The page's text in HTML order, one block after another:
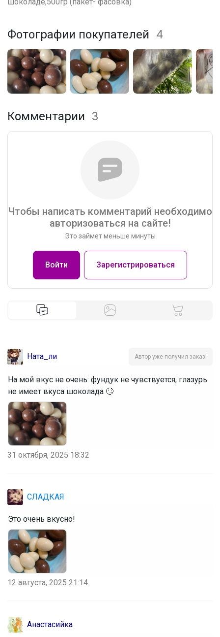
Фотографии покупателей 4
Комментарии 3
Чтобы написать комментарий необходимо
авторизоваться на сайте!
Это займет меньше минуты
Войти Зарегистрироваться
Ната_ли Автор уже получил заказ!
На мой вкус не очень: фундук не чувствуется, глазурь
не имеет вкуса шоколада 🙄
31 октября, 2025 18:32
СЛАДКАЯ
Это очень вкусно!
12 августа, 2025 21:14
Анастасийка